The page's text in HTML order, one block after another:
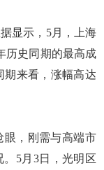
显示，5月，上海
历史同期的最高成
期来看，涨幅高达
，刚需与高端市
5月3日，光明区